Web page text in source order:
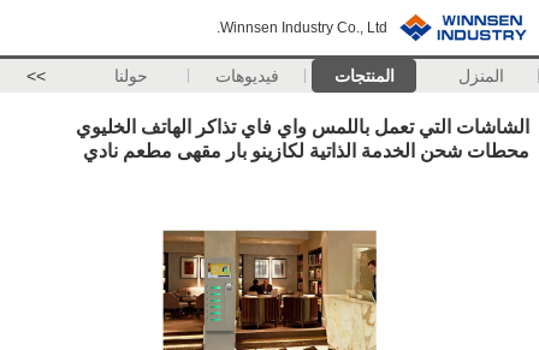
Winnsen Industry Co., Ltd.
المنزل المنتجات فيديوهات حولنا >>
الشاشات التي تعمل باللمس واي فاي تذاكر الهاتف الخليوي
محطات شحن الخدمة الذاتية لكازينو بار مقهى مطعم نادي